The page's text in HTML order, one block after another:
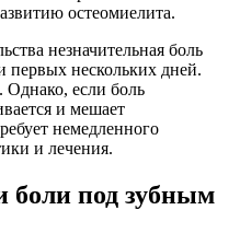
остеомиелита.
незначительная боль
первых нескольких дней.
Однако, если боль
и мешает
немедленного
и лечения.
боли под зубным